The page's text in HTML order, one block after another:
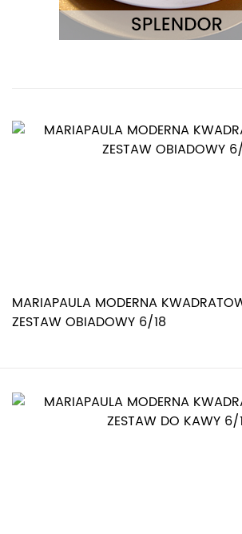
MARIAPAULA MODERNA
ZESTAW OBIADOWY 6/18